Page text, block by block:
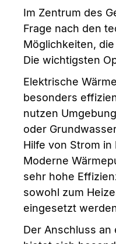
Im Zentrum des
Frage nach den
Möglichkeiten,
Die wichtigsten
Elektrische
besonders
nutzen
oder
Hilfe von Strom
Moderne
sehr hohe
sowohl zum
eingesetzt
Der Anschluss an